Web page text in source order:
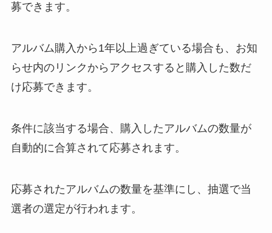
募できます。
アルバム購入から1年以上過ぎている場合も、お知
らせ内のリンクからアクセスすると購入した数だ
け応募できます。
条件に該当する場合、購入したアルバムの数量が
自動的に合算されて応募されます。
応募されたアルバムの数量を基準にし、抽選で当
選者の選定が行われます。